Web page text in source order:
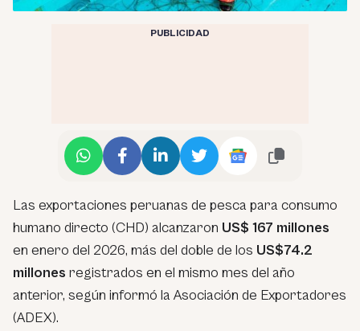
PUBLICIDAD
Las exportaciones peruanas de pesca para consumo
humano directo (CHD) alcanzaron US$ 167 millones
en enero del 2026, más del doble de los US$74.2
millones registrados en el mismo mes del año
anterior, según informó la Asociación de Exportadores
(ADEX).